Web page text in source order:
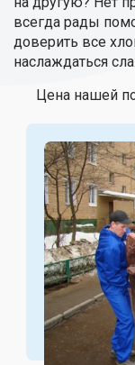
всегда рады
доверить все
наслаждаться
Цена нашей